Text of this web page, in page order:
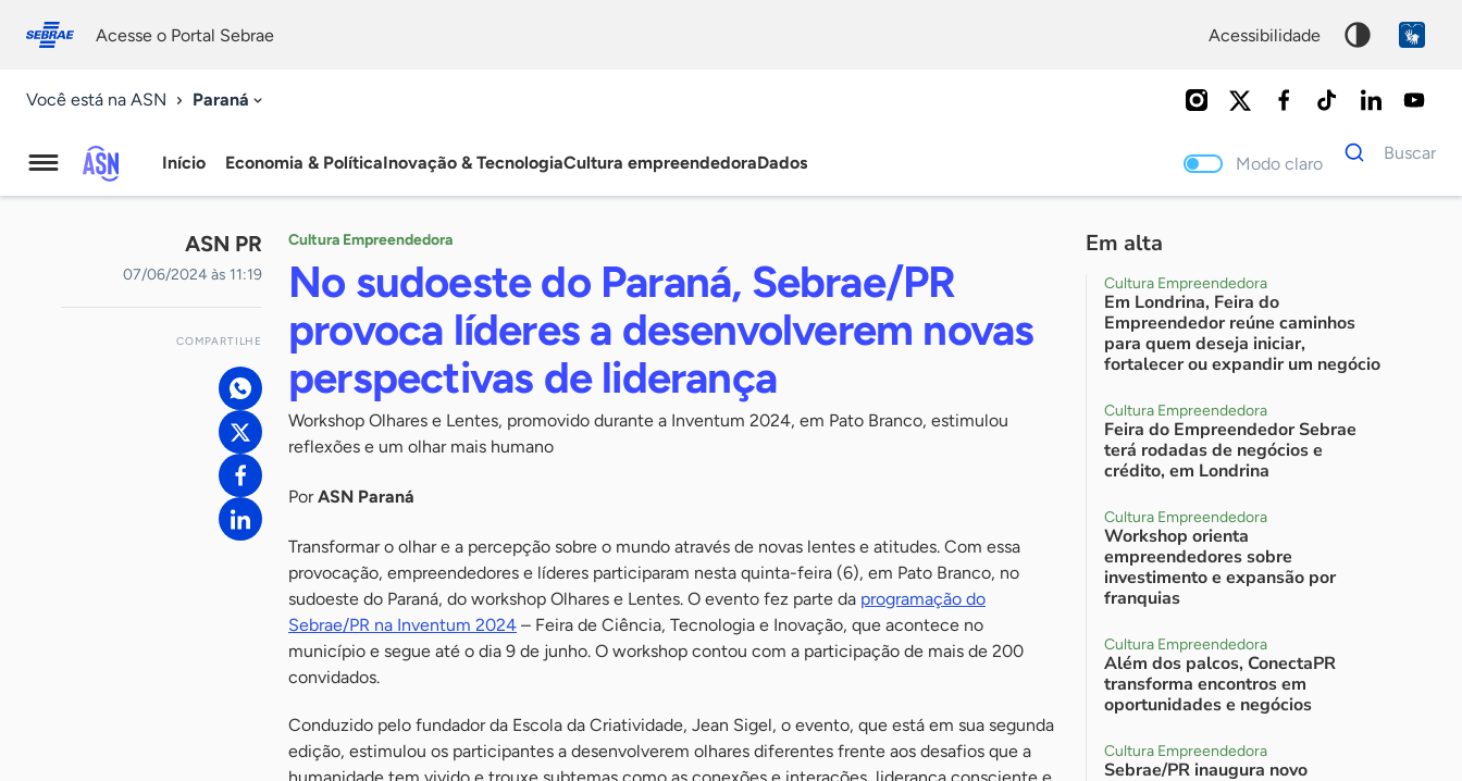
conosco
Acesse o Portal Sebrae acessibilidade
Você está na ASN Paraná
Agência
Sebrae
Notícias
Início Economia & PolíticaInovação & TecnologiaCultura empreendedoraDados Modo claro
Dados
para
Buscar
ASN PR
07/06/2024 às 11:19
COMPARTILHE
Cultura Empreendedora
No sudoeste do Paraná, Sebrae/PR
provoca líderes a desenvolverem novas
perspectivas de liderança
Workshop Olhares e Lentes, promovido durante a Inventum 2024, em Pato Branco, estimulou
reflexões e um olhar mais humano
PorASN Paraná
Transformar o olhar e a percepção sobre o mundo através de novas lentes e atitudes. Com essa
provocação, empreendedores e líderes participaram nesta quinta-feira (6), em Pato Branco, no
sudoeste do Paraná, do workshop Olhares e Lentes. O evento fez parte da programação do
Sebrae/PR na Inventum 2024 – Feira de Ciência, Tecnologia e Inovação, que acontece no
município e segue até o dia 9 de junho. O workshop contou com a participação de mais de 200
convidados.
Conduzido pelo fundador da Escola da Criatividade, Jean Sigel, o evento, que está em sua segunda
edição, estimulou os participantes a desenvolverem olhares diferentes frente aos desafios que a
Em alta
Cultura Empreendedora
Em Londrina, Feira do
Empreendedor reúne caminhos
para quem deseja iniciar,
fortalecer ou expandir um negócio
Cultura Empreendedora
Feira do Empreendedor Sebrae
terá rodadas de negócios e
crédito, em Londrina
Cultura Empreendedora
Workshop orienta
empreendedores sobre
investimento e expansão por
franquias
Cultura Empreendedora
Além dos palcos, ConectaPR
transforma encontros em
oportunidades e negócios
Cultura Empreendedora
Sebrae/PR inaugura novo